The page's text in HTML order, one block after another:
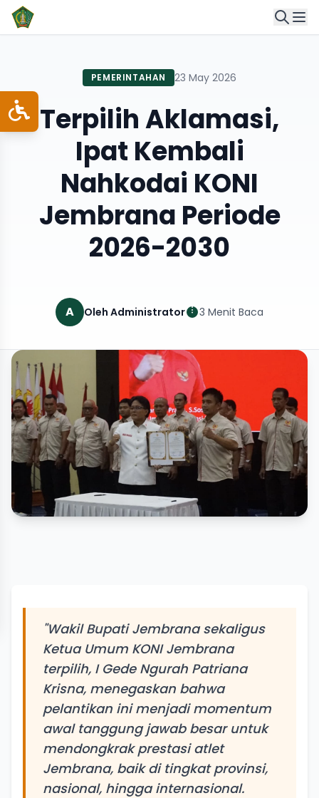
PEMERINTAHAN 23 May 2026
Terpilih Aklamasi,
Ipat Kembali
Nahkodai KONI
Jembrana Periode
2026-2030
A Oleh Administrator 3 Menit Baca
"Wakil Bupati Jembrana sekaligus
Ketua Umum KONI Jembrana
terpilih, I Gede Ngurah Patriana
Krisna, menegaskan bahwa
pelantikan ini menjadi momentum
awal tanggung jawab besar untuk
mendongkrak prestasi atlet
Jembrana, baik di tingkat provinsi,
nasional, hingga internasional.